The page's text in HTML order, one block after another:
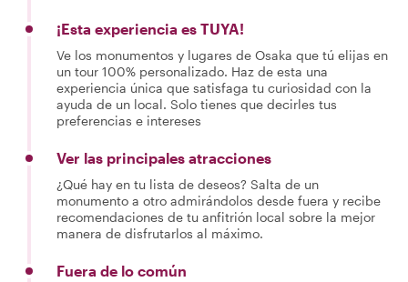
¡Esta experiencia es TUYA!
Ve los monumentos y lugares de Osaka que tú elijas en
un tour 100% personalizado. Haz de esta una
experiencia única que satisfaga tu curiosidad con la
ayuda de un local. Solo tienes que decirles tus
preferencias e intereses
Ver las principales atracciones
¿Qué hay en tu lista de deseos? Salta de un
monumento a otro admirándolos desde fuera y recibe
recomendaciones de tu anfitrión local sobre la mejor
manera de disfrutarlos al máximo.
Fuera de lo común